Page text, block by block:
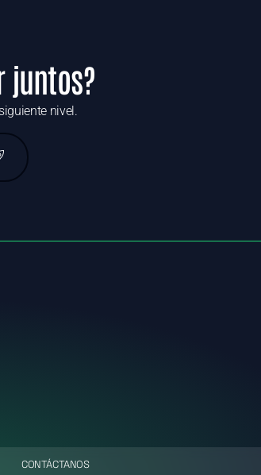
juntos?
nivel.
CONTÁCTANOS